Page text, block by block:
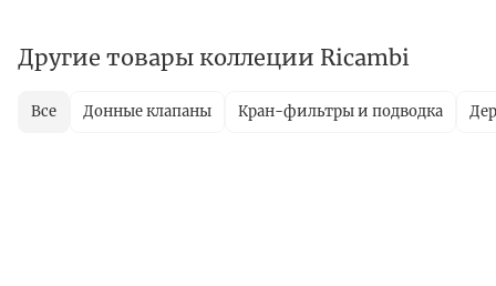
Другие товары коллеции Ricambi
Все Донные клапаны Кран-фильтры и подводка